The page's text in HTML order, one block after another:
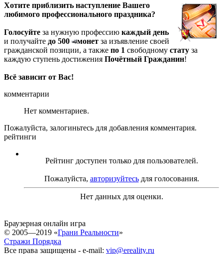
Хотите приблизить наступление Вашего
любимого профессионального праздника?
Голосуйте за нужную профессию каждый день
и получайте до 500 монет за изъявление своей
гражданской позиции, а также по 1 свободному стату за
каждую ступень достижения Почётный Гражданин!
Всё зависит от Вас!
комментарии
Нет комментариев.
Пожалуйста, залогиньтесь для добавления комментария.
рейтинги
Рейтинг доступен только для пользователей.
Пожалуйста, авторизуйтесьдля голосования.
Нет данных для оценки.
Браузерная онлайн игра
© 2005—2019 «Грани Реальности»
Стражи Порядка
Все права защищены - e-mail: vip@ereality.ru